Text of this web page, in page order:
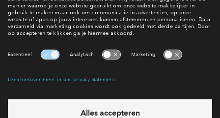
Ja, ik wil mij aanmelden
Heb je een vraag en wil je direct antwoord? Bel ons op
feestdagen)